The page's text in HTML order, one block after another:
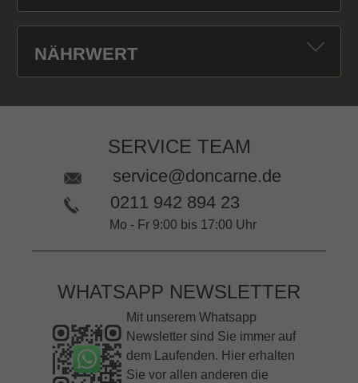
NÄHRWERT
SERVICE TEAM
service@doncarne.de
0211 942 894 23
Mo - Fr 9:00 bis 17:00 Uhr
WHATSAPP NEWSLETTER
Mit unserem Whatsapp
Newsletter sind Sie immer auf
dem Laufenden. Hier erhalten
Sie vor allen anderen die